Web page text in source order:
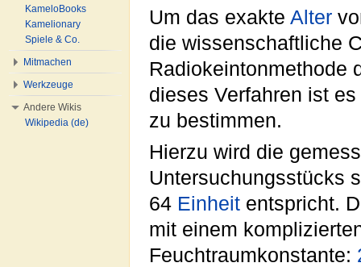
Um das exakte Alter
die wissenschaftliche
Radiokeintonmethode
dieses Verfahren ist
zu bestimmen.
Hierzu wird die
Untersuchungsstücks
64 Einheit entspricht.
mit einem
Feuchtraumkonstante:
KameloBooks
Kamelionary
Spiele & Co.
Mitmachen
Werkzeuge
Andere Wikis
Wikipedia (de)